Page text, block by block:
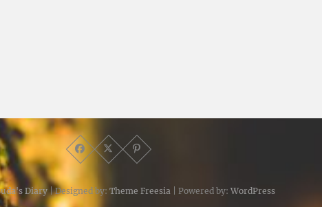
Diary| Designed by: Theme Freesia | Powered by: WordPress